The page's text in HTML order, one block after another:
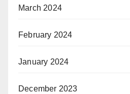
March 2024
February 2024
January 2024
December 2023